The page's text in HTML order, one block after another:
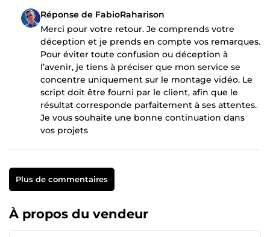
Réponse de FabioRaharison
Merci pour votre retour. Je comprends votre
déception et je prends en compte vos remarques.
Pour éviter toute confusion ou déception à
l’avenir, je tiens à préciser que mon service se
concentre uniquement sur le montage vidéo. Le
script doit être fourni par le client, afin que le
résultat corresponde parfaitement à ses attentes.
Je vous souhaite une bonne continuation dans
vos projets
Plus de commentaires
À propos du vendeur